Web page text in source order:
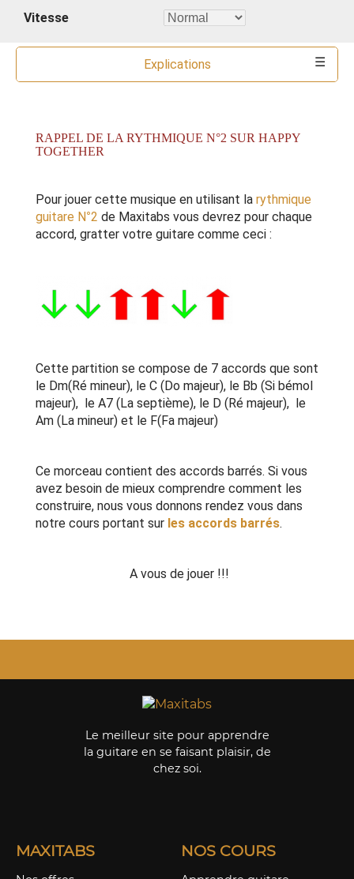
Vitesse
Explications
RAPPEL DE LA RYTHMIQUE N°2 SUR HAPPY
TOGETHER
Pour jouer cette musique en utilisant la rythmique
guitare N°2 de Maxitabs vous devrez pour chaque
accord, gratter votre guitare comme ceci :
Cette partition se compose de 7 accords que sont
le Dm(Ré mineur), le C (Do majeur), le Bb (Si bémol
majeur), le A7 (La septième), le D (Ré majeur), le
Am (La mineur) et le F(Fa majeur)
Ce morceau contient des accords barrés. Si vous
avez besoin de mieux comprendre comment les
construire, nous vous donnons rendez vous dans
notre cours portant sur les accords barrés.
A vous de jouer !!!
Le meilleur site pour apprendre
la guitare en se faisant plaisir, de
chez soi.
MAXITABS NOS COURS